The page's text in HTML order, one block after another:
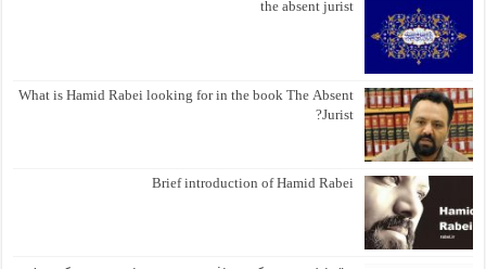
the absent jurist
What is Hamid Rabei looking for in the book The Absent
Jurist?
Brief introduction of Hamid Rabei